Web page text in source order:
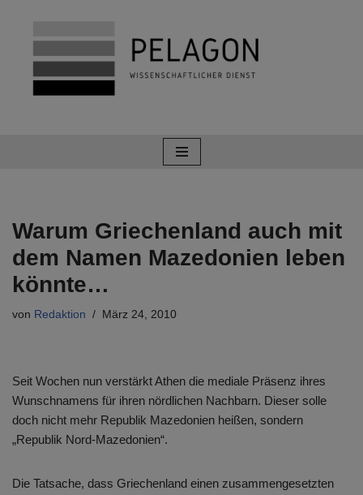
Zum
Inhalt
springen
Warum Griechenland auch mit
dem Namen Mazedonien leben
könnte…
von Redaktion März 24, 2010
Seit Wochen nun verstärkt Athen die mediale Präsenz ihres
Wunschnamens für ihren nördlichen Nachbarn. Dieser solle
doch nicht mehr Republik Mazedonien heißen, sondern
„Republik Nord-Mazedonien“.
Die Tatsache, dass Griechenland einen zusammengesetzten